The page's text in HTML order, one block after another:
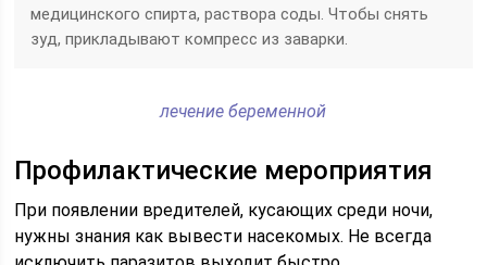
медицинского спирта, раствора соды. Чтобы снять
зуд, прикладывают компресс из заварки.
лечение беременной
Профилактические мероприятия
При появлении вредителей, кусающих среди ночи,
нужны знания как вывести насекомых. Не всегда